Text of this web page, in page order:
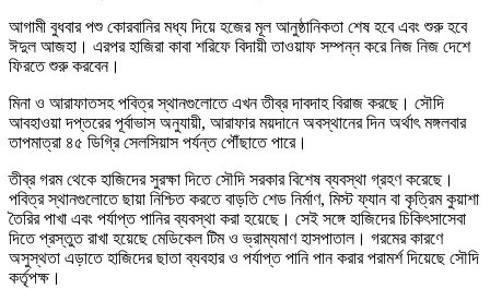
আগামী বুধবার পশু কোরবানির মধ্য দিয়ে হজের মূল আনুষ্ঠানিকতা শেষ হবে এবং শুরু হবে
ঈদুল আজহা। এরপর হাজিরা কাবা শরিফে বিদায়ী তাওয়াফ সম্পন্ন করে নিজ নিজ দেশে
ফিরতে শুরু করবেন।
মিনা ও আরাফাতসহ পবিত্র স্থানগুলোতে এখন তীব্র দাবদাহ বিরাজ করছে। সৌদি
আবহাওয়া দপ্তরের পূর্বাভাস অনুযায়ী, আরাফার ময়দানে অবস্থানের দিন অর্থাৎ মঙ্গলবার
তাপমাত্রা ৪৫ ডিগ্রি সেলসিয়াস পর্যন্ত পৌঁছাতে পারে।
তীব্র গরম থেকে হাজিদের সুরক্ষা দিতে সৌদি সরকার বিশেষ ব্যবস্থা গ্রহণ করেছে।
পবিত্র স্থানগুলোতে ছায়া নিশ্চিত করতে বাড়তি শেড নির্মাণ, মিস্ট ফ্যান বা কৃত্রিম কুয়াশা
তৈরির পাখা এবং পর্যাপ্ত পানির ব্যবস্থা করা হয়েছে। সেই সঙ্গে হাজিদের চিকিৎসাসেবা
দিতে প্রস্তুত রাখা হয়েছে মেডিকেল টিম ও ভ্রাম্যমাণ হাসপাতাল। গরমের কারণে
অসুস্থতা এড়াতে হাজিদের ছাতা ব্যবহার ও পর্যাপ্ত পানি পান করার পরামর্শ দিয়েছে সৌদি
কর্তৃপক্ষ।